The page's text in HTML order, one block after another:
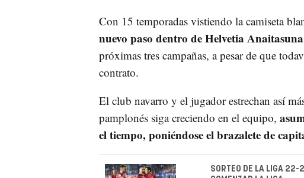
Con 15 temporadas vistiendo la camiseta
nuevo paso dentro de Helvetia Anaitasuna
próximas tres campañas, a pesar de que
contrato.
El club navarro y el jugador estrechan así
pamplonés siga creciendo en el equipo,
el tiempo, poniéndose el brazalete de
SORTEO DE LA LIGA 22-